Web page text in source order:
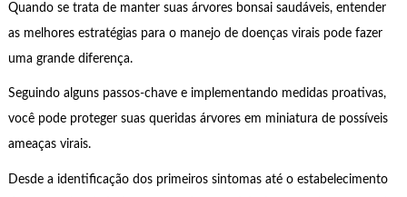
Quando se trata de manter suas árvores bonsai saudáveis, entender
as melhores estratégias para o manejo de doenças virais pode fazer
uma grande diferença.
Seguindo alguns passos-chave e implementando medidas proativas,
você pode proteger suas queridas árvores em miniatura de possíveis
ameaças virais.
Desde a identificação dos primeiros sintomas até o estabelecimento